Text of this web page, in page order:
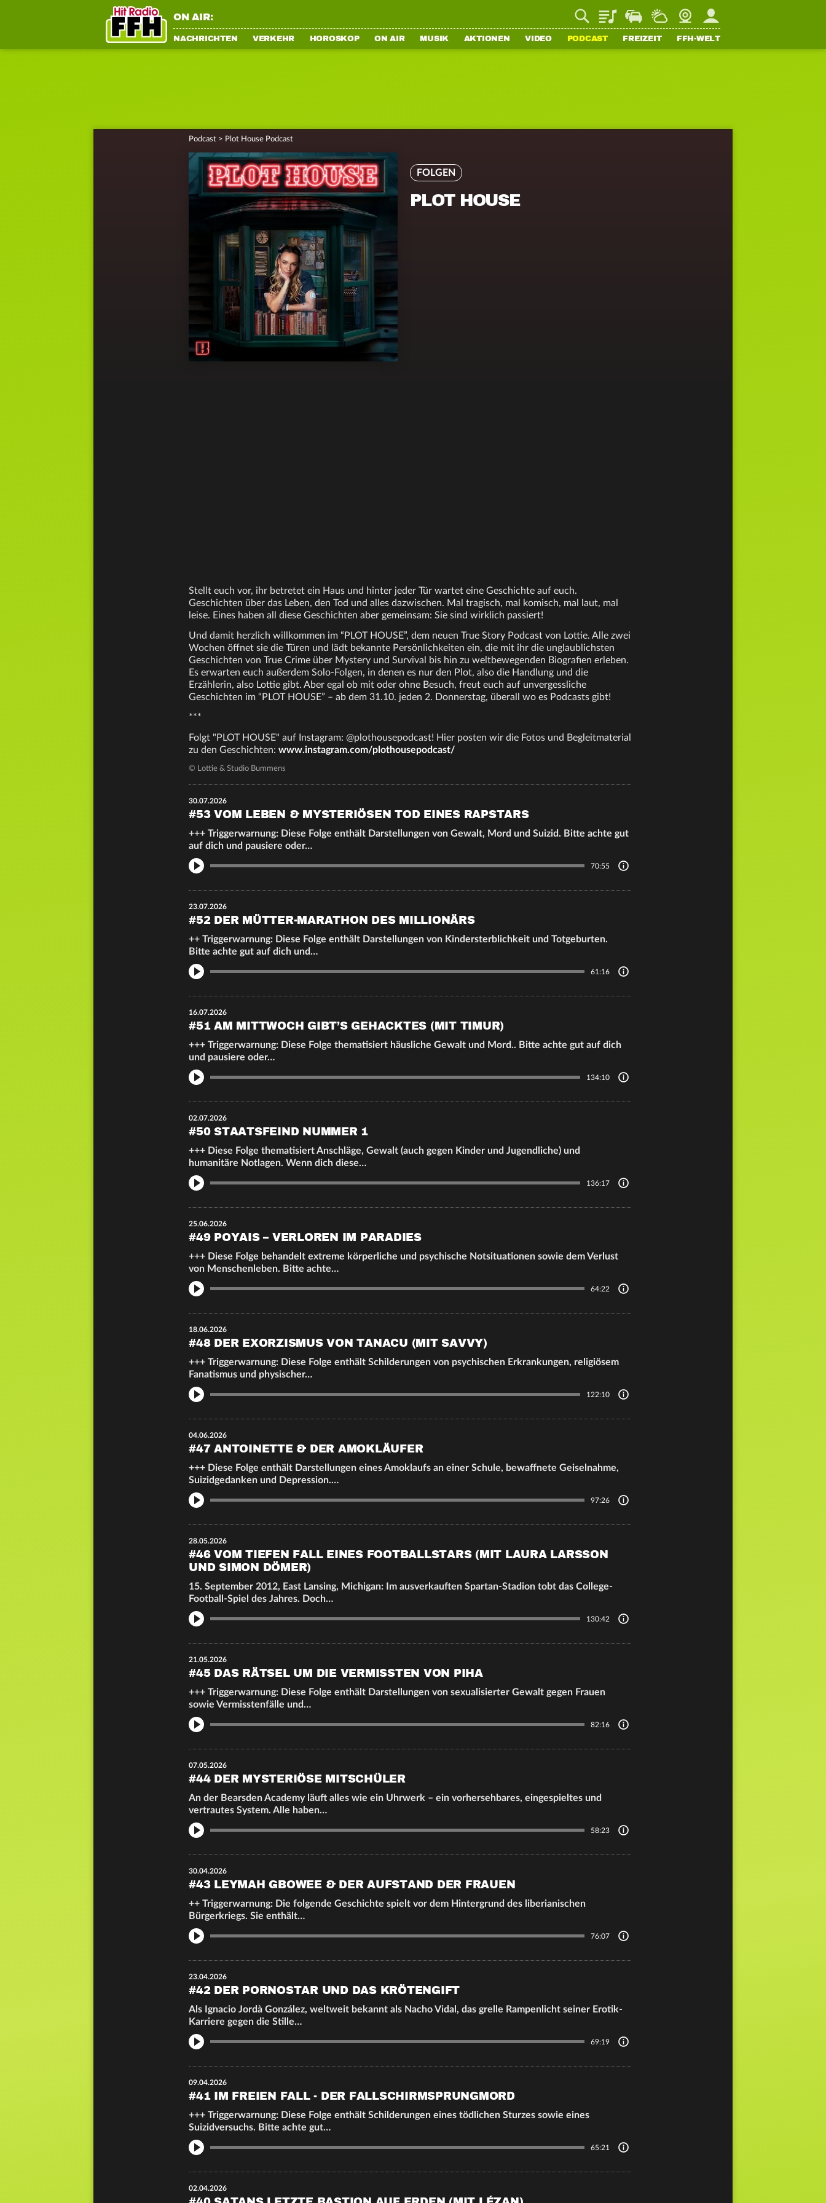
ON AIR: PlaylistStaupilotWetterWebcamMein FFH
NACHRICHTEN VERKEHR HOROSKOP ON AIR MUSIK AKTIONEN VIDEO PODCAST FREIZEIT FFH-WELT
Podcast > Plot House Podcast
FOLGEN
PLOT HOUSE
Stellt euch vor, ihr betretet ein Haus und hinter jeder Tür wartet eine Geschichte auf euch.
Geschichten über das Leben, den Tod und alles dazwischen. Mal tragisch, mal komisch, mal laut, mal
leise. Eines haben all diese Geschichten aber gemeinsam: Sie sind wirklich passiert!
Und damit herzlich willkommen im “PLOT HOUSE”, dem neuen True Story Podcast von Lottie. Alle zwei
Wochen öffnet sie die Türen und lädt bekannte Persönlichkeiten ein, die mit ihr die unglaublichsten
Geschichten von True Crime über Mystery und Survival bis hin zu weltbewegenden Biografien erleben.
Es erwarten euch außerdem Solo-Folgen, in denen es nur den Plot, also die Handlung und die
Erzählerin, also Lottie gibt. Aber egal ob mit oder ohne Besuch, freut euch auf unvergessliche
Geschichten im “PLOT HOUSE” – ab dem 31.10. jeden 2. Donnerstag, überall wo es Podcasts gibt!
***
Folgt "PLOT HOUSE" auf Instagram: @plothousepodcast! Hier posten wir die Fotos und Begleitmaterial
zu den Geschichten: www.instagram.com/plothousepodcast/
© Lottie & Studio Bummens
30.07.2026
#53 VOM LEBEN & MYSTERIÖSEN TOD EINES RAPSTARS
+++ Triggerwarnung: Diese Folge enthält Darstellungen von Gewalt, Mord und Suizid. Bitte achte gut
auf dich und pausiere oder…
70:55
23.07.2026
#52 DER MÜTTER-MARATHON DES MILLIONÄRS
++ Triggerwarnung: Diese Folge enthält Darstellungen von Kindersterblichkeit und Totgeburten.
Bitte achte gut auf dich und…
61:16
16.07.2026
#51 AM MITTWOCH GIBT’S GEHACKTES (MIT TIMUR)
+++ Triggerwarnung: Diese Folge thematisiert häusliche Gewalt und Mord.. Bitte achte gut auf dich
und pausiere oder…
134:10
02.07.2026
#50 STAATSFEIND NUMMER 1
+++ Diese Folge thematisiert Anschläge, Gewalt (auch gegen Kinder und Jugendliche) und
humanitäre Notlagen. Wenn dich diese…
136:17
25.06.2026
#49 POYAIS – VERLOREN IM PARADIES
+++ Diese Folge behandelt extreme körperliche und psychische Notsituationen sowie dem Verlust
von Menschenleben. Bitte achte…
64:22
18.06.2026
#48 DER EXORZISMUS VON TANACU (MIT SAVVY)
+++ Triggerwarnung: Diese Folge enthält Schilderungen von psychischen Erkrankungen, religiösem
Fanatismus und physischer…
122:10
04.06.2026
#47 ANTOINETTE & DER AMOKLÄUFER
+++ Diese Folge enthält Darstellungen eines Amoklaufs an einer Schule, bewaffnete Geiselnahme,
Suizidgedanken und Depression.…
97:26
28.05.2026
#46 VOM TIEFEN FALL EINES FOOTBALLSTARS (MIT LAURA LARSSON
UND SIMON DÖMER)
15. September 2012, East Lansing, Michigan: Im ausverkauften Spartan-Stadion tobt das College-
Football-Spiel des Jahres. Doch…
130:42
21.05.2026
#45 DAS RÄTSEL UM DIE VERMISSTEN VON PIHA
+++ Triggerwarnung: Diese Folge enthält Darstellungen von sexualisierter Gewalt gegen Frauen
sowie Vermisstenfälle und…
82:16
07.05.2026
#44 DER MYSTERIÖSE MITSCHÜLER
An der Bearsden Academy läuft alles wie ein Uhrwerk – ein vorhersehbares, eingespieltes und
vertrautes System. Alle haben…
58:23
30.04.2026
#43 LEYMAH GBOWEE & DER AUFSTAND DER FRAUEN
++ Triggerwarnung: Die folgende Geschichte spielt vor dem Hintergrund des liberianischen
Bürgerkriegs. Sie enthält…
76:07
23.04.2026
#42 DER PORNOSTAR UND DAS KRÖTENGIFT
Als Ignacio Jordà González, weltweit bekannt als Nacho Vidal, das grelle Rampenlicht seiner Erotik-
Karriere gegen die Stille…
69:19
09.04.2026
#41 IM FREIEN FALL - DER FALLSCHIRMSPRUNGMORD
+++ Triggerwarnung: Diese Folge enthält Schilderungen eines tödlichen Sturzes sowie eines
Suizidversuchs. Bitte achte gut…
65:21
02.04.2026